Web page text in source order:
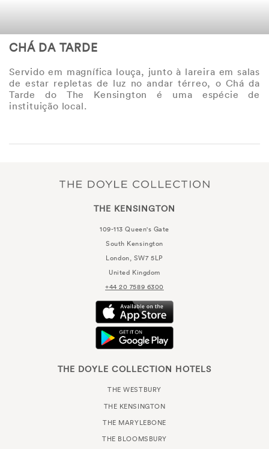
CHÁ DA TARDE
Servido em magnífica louça, junto à lareira em salas
de estar repletas de luz no andar térreo, o Chá da
Tarde do The Kensington é uma espécie de
instituição local.
THE KENSINGTON
109-113 Queen's Gate
South Kensington
London, SW7 5LP
United Kingdom
+44 20 7589 6300
THE DOYLE COLLECTION HOTELS
THE WESTBURY
THE KENSINGTON
THE MARYLEBONE
THE BLOOMSBURY